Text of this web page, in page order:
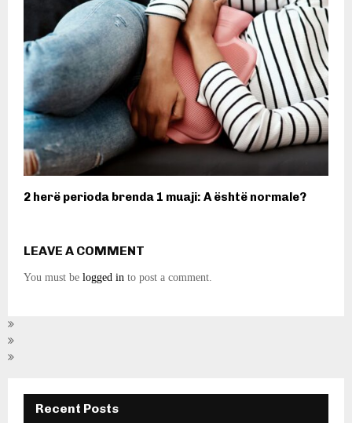
2 herë perioda brenda 1 muaji: A është normale?
LEAVE A COMMENT
You must be logged in to post a comment.
Recent Posts